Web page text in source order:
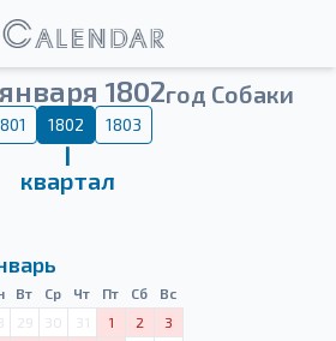
1802год Собаки
1802 1803
Ⅰ
квартал
Вт Ср Чт Пт Сб
Вс
29 30 31 1 2
3